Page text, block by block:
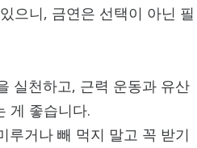
으니, 금연은 선택이 아닌 필
실천하고, 근력 운동과 유산
게 좋습니다.
루거나 빼 먹지 말고 꼭 받기